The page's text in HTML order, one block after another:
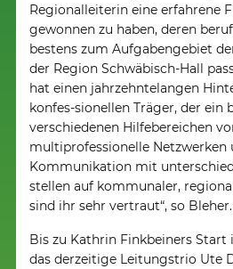
Regionalleiterin eine erfahrene
gewonnen zu haben, deren
bestens zum Aufgabengebiet
der Region Schwäbisch-Hall
hat einen jahrzehntelangen
konfes-sionellen Träger, der ein
verschiedenen Hilfebereichen
multiprofessionelle Netzwerken
Kommunikation mit
stellen auf kommunaler,
sind ihr sehr vertraut“, so Bleher.
Bis zu Kathrin Finkbeiners
das derzeitige Leitungstrio Ute